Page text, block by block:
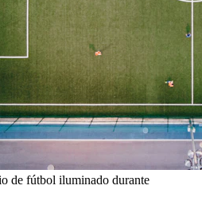
de fútbol iluminado durante